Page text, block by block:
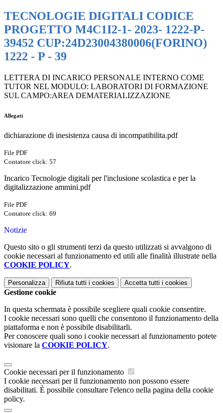
TECNOLOGIE DIGITALI CODICE
PROGETTO M4C1I2-1- 2023- 1222-P-
39452 CUP:24D23004380006(FORINO)
1222 - P - 39
LETTERA DI INCARICO PERSONALE INTERNO COME
TUTOR NEL MODULO: LABORATORI DI FORMAZIONE
SUL CAMPO:AREA DEMATERIALIZZAZIONE
Allegati
dichiarazione di inesistenza causa di incompatibilita.pdf
File PDF
Contatore click: 57
Incarico Tecnologie digitali per l'inclusione scolastica e per la
digitalizzazione ammini.pdf
File PDF
Contatore click: 69
Notizie
Questo sito o gli strumenti terzi da questo utilizzati si avvalgono di
cookie necessari al funzionamento ed utili alle finalità illustrate nella
COOKIE POLICY.
Personalizza Rifiuta tutti i cookies Accetta tutti i cookies
Gestione cookie
In questa schermata è possibile scegliere quali cookie consentire.
I cookie necessari sono quelli che consentono il funzionamento della
piattaforma e non è possibile disabilitarli.
Per conoscere quali sono i cookie necessari al funzionamento potete
visionare la COOKIE POLICY.
Cookie necessari per il funzionamento
I cookie necessari per il funzionamento non possono essere
disabilitati. È possibile consultare l'elenco nella pagina della cookie
policy.